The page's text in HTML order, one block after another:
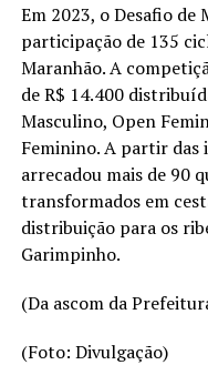
Em 2023, o Desafio
participação de 135
Maranhão. A
de R$ 14.400
Masculino, Open
Feminino. A partir das
arrecadou mais de 90
transformados em
distribuição para os
Garimpinho.
(Da ascom da
(Foto: Divulgação)